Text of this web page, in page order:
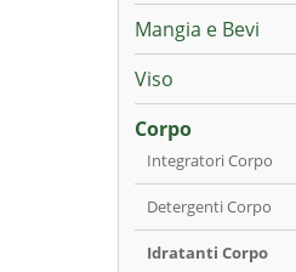
Mangia e Bevi
Viso
Corpo
Integratori Corpo
Detergenti Corpo
Idratanti Corpo